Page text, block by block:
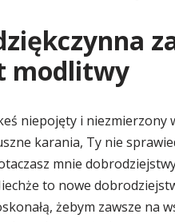
modlitwy
niepojęty i niezmierzony
karania, Ty nie
mnie
to nowe
żebym zawsze na